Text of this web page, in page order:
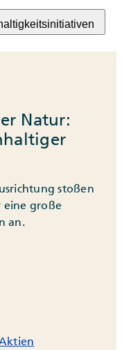
Natur:
stoßen
eine große
an.